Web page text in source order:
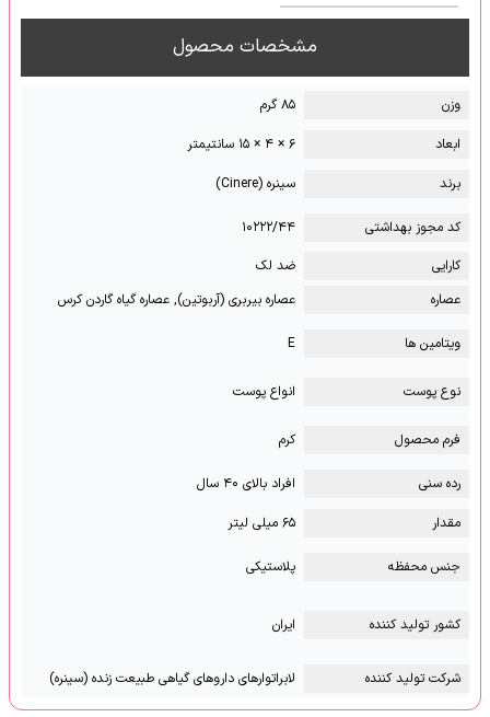
مشخصات محصول
وزن
۸۵ گرم
ابعاد
۶ × ۴ × ۱۵ سانتیمتر
برند
سینره (Cinere)
کد مجوز بهداشتی
۱۰۲۲۲/۴۴
کارایی
ضد لک
عصاره
عصاره بیربری (آربوتین), عصاره گیاه گاردن کرس
ویتامین ها E
نوع پوست انواع پوست
فرم محصول کرم
رده سنی
افراد بالای ۴۰ سال
مقدار
۶۵ میلی لیتر
جنس محفظه پلاستیکی
کشور تولید کننده ایران
شرکت تولید کننده لابراتوارهای داروهای گیاهی طبیعت زنده (سینره)